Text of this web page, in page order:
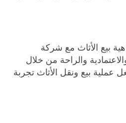
بيع الأثاث مع شركة
والراحة من خلال
عملية بيع ونقل الأثاث تجربة